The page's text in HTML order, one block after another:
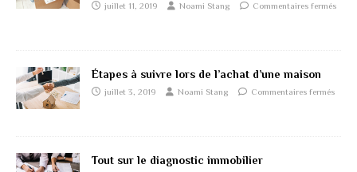
juillet 11, 2019 Noami Stang Commentaires fermés
Étapes à suivre lors de l’achat d’une maison
juillet 3, 2019 Noami Stang Commentaires fermés
Tout sur le diagnostic immobilier